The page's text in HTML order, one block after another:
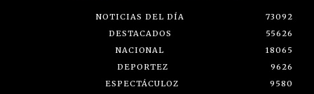
NOTICIAS DEL DÍA
73092
DESTACADOS
55626
NACIONAL
18065
DEPORTEZ
9626
ESPECTÁCULOZ
9580